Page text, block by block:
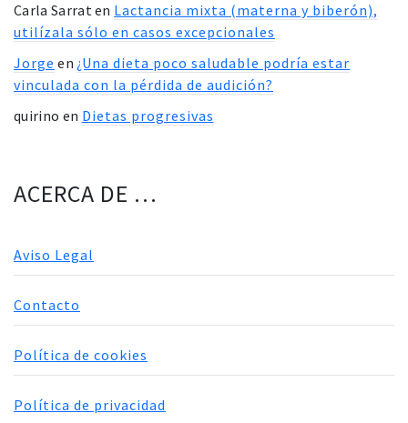
Carla Sarraten Lactancia mixta (materna y biberón),
utilízala sólo en casos excepcionales
Jorge en ¿Una dieta poco saludable podría estar
vinculada con la pérdida de audición?
quirino en Dietas progresivas
ACERCA DE …
Aviso Legal
Contacto
Política de cookies
Política de privacidad